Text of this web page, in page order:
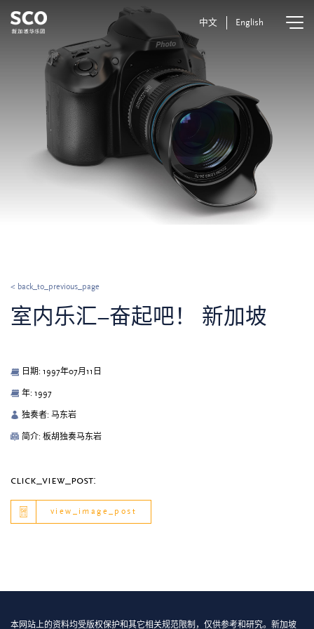
中文 English
< back_to_previous_page
室内乐汇–奋起吧！ 新加坡
日期: 1997年07月11日
年: 1997
独奏者: 马东岩
简介: 板胡独奏马东岩
click_view_post:
view_image_post
本网站上的资料均受版权保护和其它相关规范限制，仅供参考和研究。新加坡